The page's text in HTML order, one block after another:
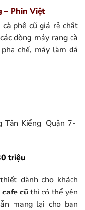
– Phin Việt
phê cũ giá rẻ chất
dòng máy rang cà
chế, máy làm đá
Tân Kiểng, Quận 7-
triệu
dành cho khách
cũ thì có thể yên
mang lại cho bạn